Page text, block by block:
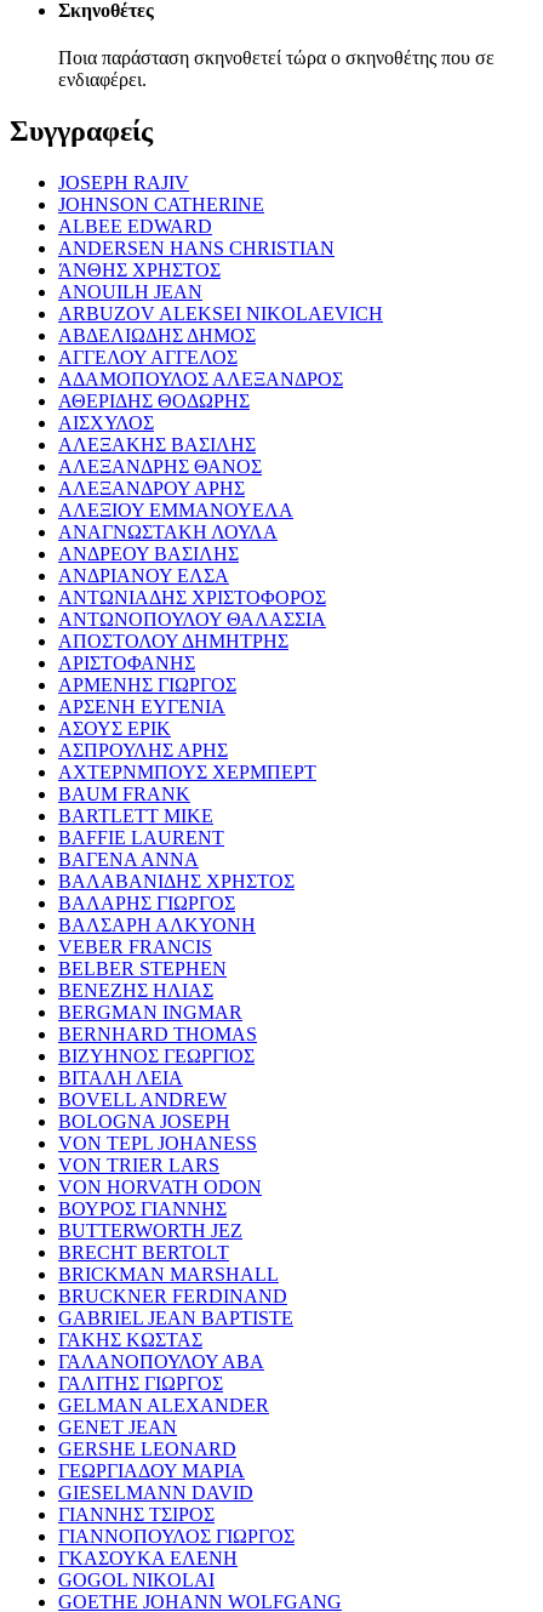
Σκηνοθέτες
Ποια παράσταση σκηνοθετεί τώρα ο σκηνοθέτης που σε
ενδιαφέρει.
Συγγραφείς
JOSEPH RAJIV
JOHNSON CATHERINE
ALBEE EDWARD
ANDERSEN HANS CHRISTIAN
ΆΝΘΗΣ ΧΡΗΣΤΟΣ
ANOUILH JEAN
ARBUZOV ALEKSEI NIKOLAEVICH
ΑΒΔΕΛΙΩΔΗΣ ΔΗΜΟΣ
ΑΓΓΕΛΟΥ ΑΓΓΕΛΟΣ
ΑΔΑΜΟΠΟΥΛΟΣ ΑΛΕΞΑΝΔΡΟΣ
ΑΘΕΡΙΔΗΣ ΘΟΔΩΡΗΣ
ΑΙΣΧΥΛΟΣ
ΑΛΕΞΑΚΗΣ ΒΑΣΙΛΗΣ
ΑΛΕΞΑΝΔΡΗΣ ΘΑΝΟΣ
ΑΛΕΞΑΝΔΡΟΥ ΑΡΗΣ
ΑΛΕΞΙΟΥ ΕΜΜΑΝΟΥΕΛΑ
ΑΝΑΓΝΩΣΤΑΚΗ ΛΟΥΛΑ
ΑΝΔΡΕΟΥ ΒΑΣΙΛΗΣ
ΑΝΔΡΙΑΝΟΥ ΕΛΣΑ
ΑΝΤΩΝΙΑΔΗΣ ΧΡΙΣΤΟΦΟΡΟΣ
ΑΝΤΩΝΟΠΟΥΛΟΥ ΘΑΛΑΣΣΙΑ
ΑΠΟΣΤΟΛΟΥ ΔΗΜΗΤΡΗΣ
ΑΡΙΣΤΟΦΑΝΗΣ
ΑΡΜΕΝΗΣ ΓΙΩΡΓΟΣ
ΑΡΣΕΝΗ ΕΥΓΕΝΙΑ
ΑΣΟΥΣ ΕΡΙΚ
ΑΣΠΡΟΥΛΗΣ ΑΡΗΣ
ΑΧΤΕΡΝΜΠΟΥΣ ΧΕΡΜΠΕΡΤ
BAUM FRANK
BARTLETT MIKE
BAFFIE LAURENT
ΒΑΓΕΝΑ ΑΝΝΑ
ΒΑΛΑΒΑΝΙΔΗΣ ΧΡΗΣΤΟΣ
ΒΑΛΑΡΗΣ ΓΙΩΡΓΟΣ
ΒΑΛΣΑΡΗ ΑΛΚΥΟΝΗ
VEBER FRANCIS
BELBER STEPHEN
ΒΕΝΕΖΗΣ ΗΛΙΑΣ
BERGMAN INGMAR
BERNHARD THOMAS
ΒΙΖΥΗΝΟΣ ΓΕΩΡΓΙΟΣ
ΒΙΤΑΛΗ ΛΕΙΑ
BOVELL ANDREW
BOLOGNA JOSEPH
VON TEPL JOHANESS
VON TRIER LARS
VON HORVATH ODON
ΒΟΥΡΟΣ ΓΙΑΝΝΗΣ
BUTTERWORTH JEZ
BRECHT BERTOLT
BRICKMAN MARSHALL
BRUCKNER FERDINAND
GABRIEL JEAN BAPTISTE
ΓΑΚΗΣ ΚΩΣΤΑΣ
ΓΑΛΑΝΟΠΟΥΛΟΥ ΑΒΑ
ΓΑΛΙΤΗΣ ΓΙΩΡΓΟΣ
GELMAN ALEXANDER
GENET JEAN
GERSHE LEONARD
ΓΕΩΡΓΙΑΔΟΥ ΜΑΡΙΑ
GIESELMANN DAVID
ΓΙΑΝΝΗΣ ΤΣΙΡΟΣ
ΓΙΑΝΝΟΠΟΥΛΟΣ ΓΙΩΡΓΟΣ
ΓΚΑΣΟΥΚΑ ΕΛΕΝΗ
GOGOL NIKOLAI
GOETHE JOHANN WOLFGANG